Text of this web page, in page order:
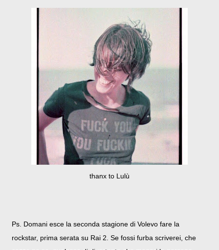
thanx to Lulù
Ps. Domani esce la seconda stagione di Volevo fare la
rockstar, prima serata su Rai 2. Se fossi furba scriverei, che